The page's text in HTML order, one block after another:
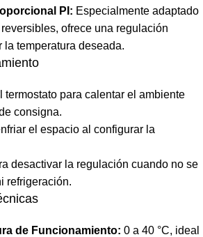
PI: Especialmente adaptado
ofrece una regulación
la temperatura deseada.
termostato para calentar el ambiente
consigna.
el espacio al configurar la
desactivar la regulación cuando no se
refrigeración.
de Funcionamiento: 0 a 40 °C, ideal